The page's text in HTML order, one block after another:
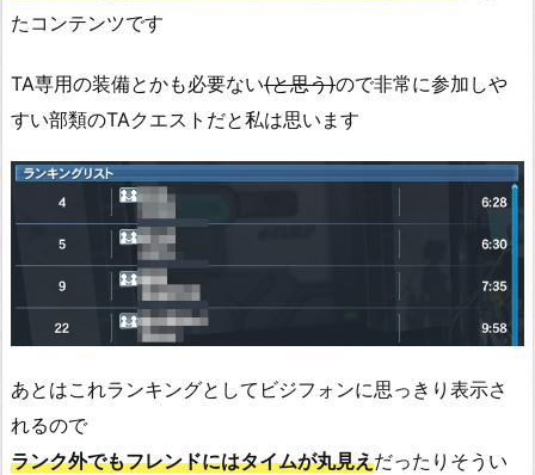
たコンテンツです
TA専用の装備とかも必要ない(と思う)ので非常に参加しや
すい部類のTAクエストだと私は思います
あとはこれランキングとしてビジフォンに思っきり表示さ
れるので
ランク外でもフレンドにはタイムが丸見えだったりそうい